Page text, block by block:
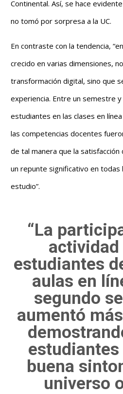
Continental. Así, se hace
no tomó por sorpresa a la UC.
En contraste con la tendencia,
crecido en varias dimensiones,
transformación digital, sino que
experiencia. Entre un semestre
estudiantes en las clases en
las competencias docentes
de tal manera que la
un repunte significativo en todas
estudio”.
“La
actividad
estudiantes
aulas en
segundo
aumentó
estudiantes
buena
universo